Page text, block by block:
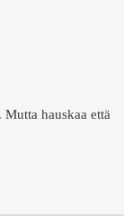
hauskaa että